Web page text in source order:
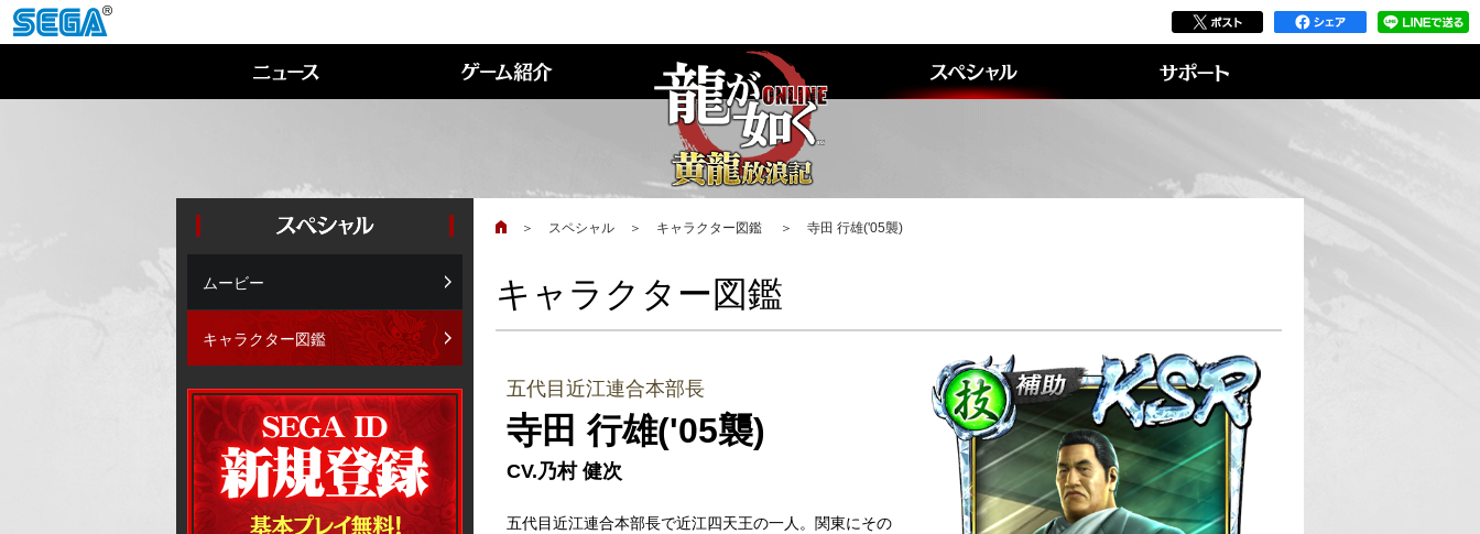
＞ スペシャル ＞ キャラクター図鑑 ＞ 寺田 行雄('05襲)
キャラクター図鑑
五代目近江連合本部長
寺田 行雄('05襲)
CV.乃村 健次
五代目近江連合本部長で近江四天王の一人。関東にその
ムービー
キャラクター図鑑